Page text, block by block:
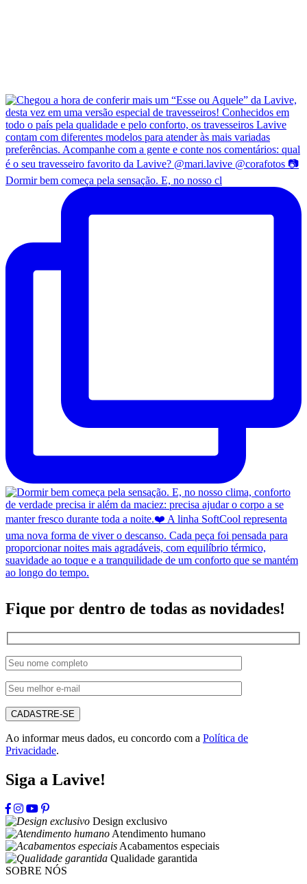
Dormir bem começa pela sensação. E, no nosso cl
Fique por dentro de todas as novidades!
CADASTRE-SE
Ao informar meus dados, eu concordo com a Política de
Privacidade.
Siga a Lavive!
Design exclusivo
Atendimento humano
Acabamentos especiais
Qualidade garantida
SOBRE NÓS